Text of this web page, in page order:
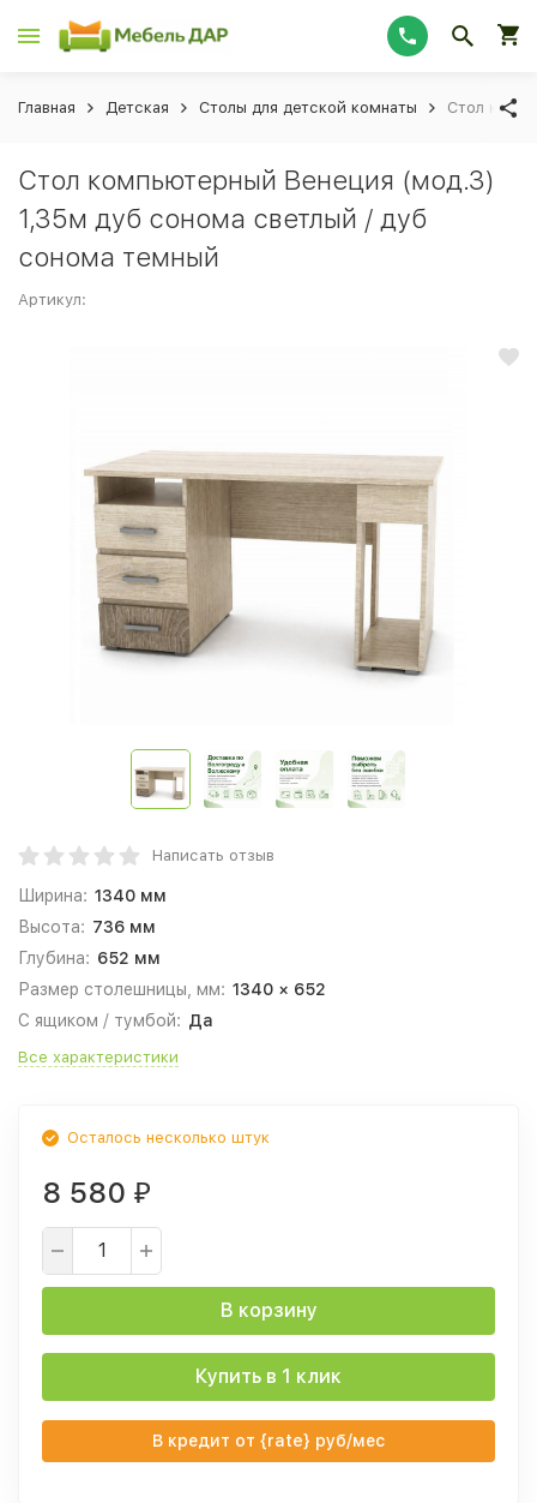
Главная Детская Столы для детской комнаты Стол
Стол компьютерный Венеция (мод.3)
1,35м дуб сонома светлый / дуб
сонома темный
Артикул:
Написать отзыв
Ширина: 1340 мм
Высота: 736 мм
Глубина: 652 мм
Размер столешницы, мм: 1340 × 652
С ящиком / тумбой: Да
Все характеристики
Осталось несколько штук
8 580 ₽
В корзину
Купить в 1 клик
В кредит от {rate} руб/мес